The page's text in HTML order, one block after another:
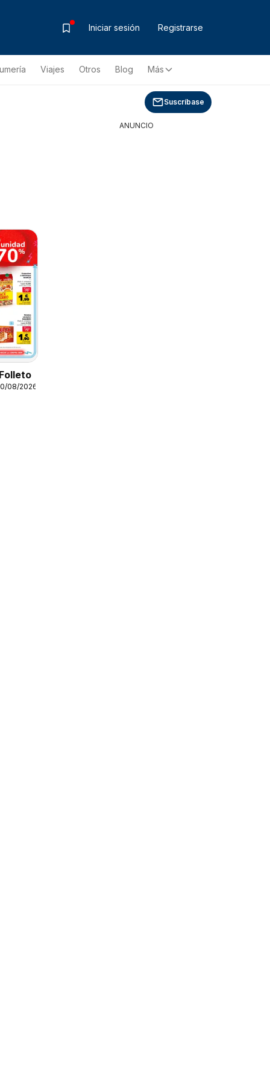
Iniciar sesión Registrarse
Viajes Otros Blog Más
Suscríbase
08/2026
ANUNCIO